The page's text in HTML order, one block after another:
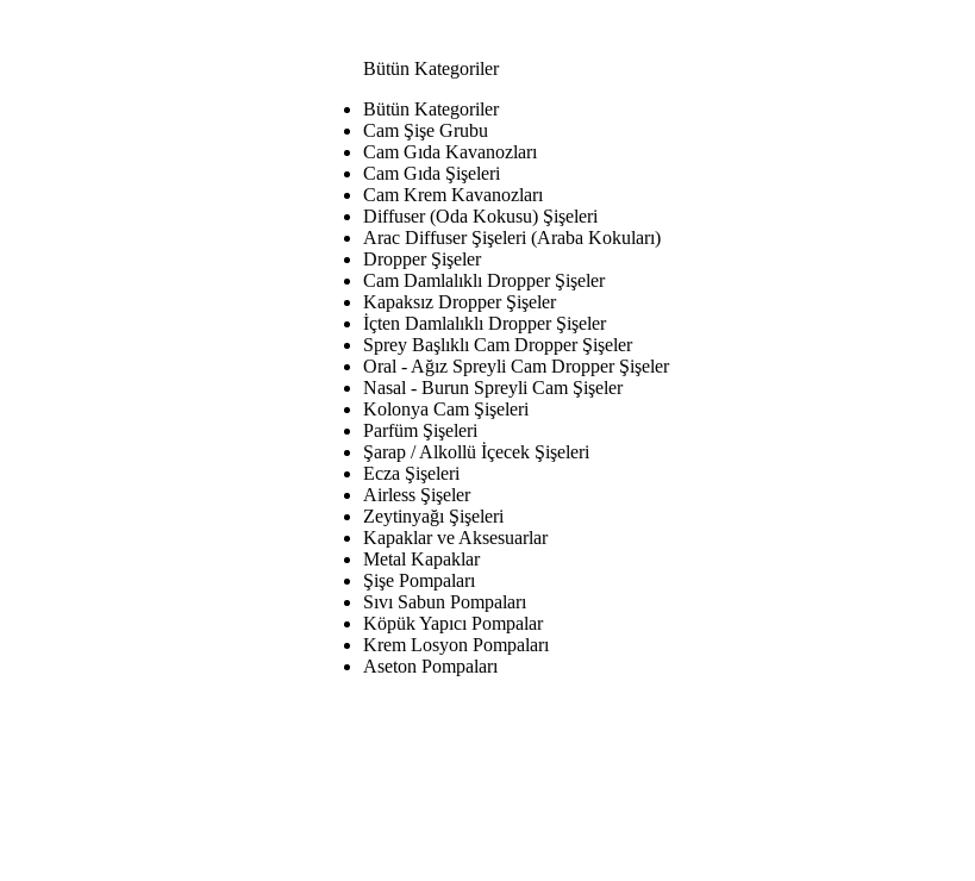
Bütün Kategoriler
Bütün Kategoriler
Cam Şişe Grubu
Cam Gıda Kavanozları
Cam Gıda Şişeleri
Cam Krem Kavanozları
Diffuser (Oda Kokusu) Şişeleri
Arac Diffuser Şişeleri (Araba Kokuları)
Dropper Şişeler
Cam Damlalıklı Dropper Şişeler
Kapaksız Dropper Şişeler
İçten Damlalıklı Dropper Şişeler
Sprey Başlıklı Cam Dropper Şişeler
Oral - Ağız Spreyli Cam Dropper Şişeler
Nasal - Burun Spreyli Cam Şişeler
Kolonya Cam Şişeleri
Parfüm Şişeleri
Şarap / Alkollü İçecek Şişeleri
Ecza Şişeleri
Airless Şişeler
Zeytinyağı Şişeleri
Kapaklar ve Aksesuarlar
Metal Kapaklar
Şişe Pompaları
Sıvı Sabun Pompaları
Köpük Yapıcı Pompalar
Krem Losyon Pompaları
Aseton Pompaları